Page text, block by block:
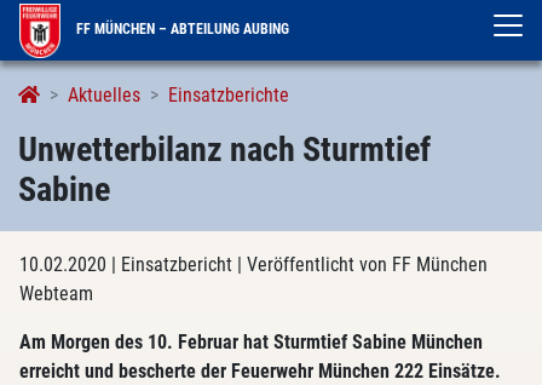
FF MÜNCHEN – ABTEILUNG AUBING
Aktuelles Einsatzberichte
Unwetterbilanz nach Sturmtief
Sabine
10.02.2020 | Einsatzbericht | Veröffentlicht von FF München
Webteam
Am Morgen des 10. Februar hat Sturmtief Sabine München
erreicht und bescherte der Feuerwehr München 222 Einsätze.